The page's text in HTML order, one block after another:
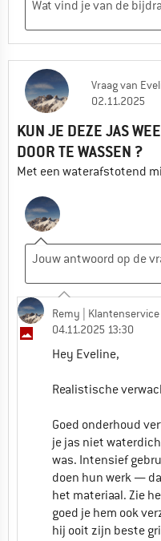
Vraagvan
02.11.2025
KUN JE DEZE JAS
DOOR TE WASSEN ?
Met een waterafstotend
Remy | Klantenservice
04.11.2025 13:30
Hey Eveline,
Realistische
Goed onderhoud
je jas niet
was. Intensief
doen hun werk —
het materiaal. Zie
goed je hem ook
hij ooit zijn beste